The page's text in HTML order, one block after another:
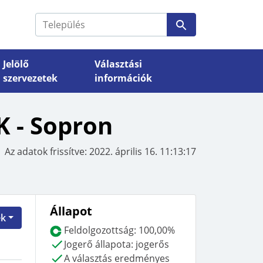
Jelölő
szervezetek
Választási
információk
Nemzeti Választási Bizottság
Választási szervek
- Sopron
Az adatok frissítve: 2022. április 16. 11:13:17
Állapot
Feldolgozottság: 100,00%
Jogerő állapota: jogerős
A választás eredményes